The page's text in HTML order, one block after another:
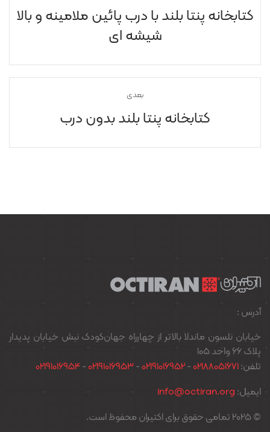
کتابخانه پنتا بلند با درب پائين ملامينه و بالا
شيشه ای
بعدی
کتابخانه پنتا بلند بدون درب
آدرس :
خیابان نلسون ماندلا بالاتر از چهارراه جهان‌کودک نبش خیابان پدیدار
پلاک ۶۶ واحد ۱۰۵
تلفن:02188051671
-
02191016952
-
02191016953
-
02191016954
ایمیل: info@octiran.org
© 2025 تمامی حقوق برای اکتیران محفوظ است.